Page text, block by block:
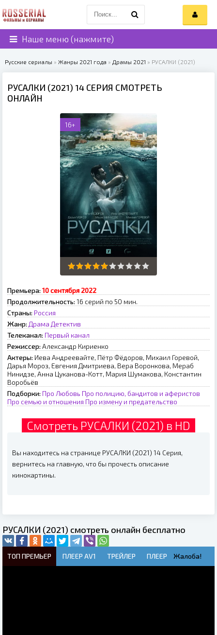
Наше меню (нажмите)
Русские сериалы » Жанры 2021 года » Драмы 2021 » РУСАЛКИ (2021)
РУСАЛКИ (2021) 14 СЕРИЯ СМОТРЕТЬ
ОНЛАЙН
16+
Премьера: 10 сентября 2022
Продолжительность: 16 серий по 50 мин.
Страны: Россия
Жанр: Драма Детектив
Телеканал: Первый канал
Режиссер: Александр Кириенко
Актеры: Иева Андреевайте, Пётр Фёдоров, Михаил Горевой,
Дарья Мороз, Евгения Дмитриева, Вера Воронкова, Мераб
Нинидзе, Анна Цуканова-Котт, Мария Шумакова, Константин
Воробьёв
Подборки: Про Любовь Про полицию, бандитов и аферистов
Про семью и отношения Про измену и предательство
Смотреть РУСАЛКИ (2021) в HD
Вы находитесь на странице РУСАЛКИ (2021) 14 Серия,
вернитесь на главную, что бы прочесть описание
кинокартины.
РУСАЛКИ (2021) смотреть онлайн бесплатно
ТОП ПРЕМЬЕР ПЛЕЕР AV1 ТРЕЙЛЕР ПЛЕЕР Жалоба!